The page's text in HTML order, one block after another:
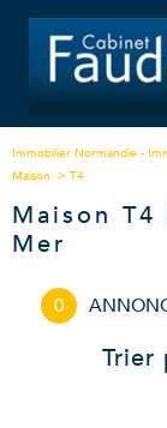
Immobilier Normandie -
Maison
T4
Maison
Mer
0
Trier